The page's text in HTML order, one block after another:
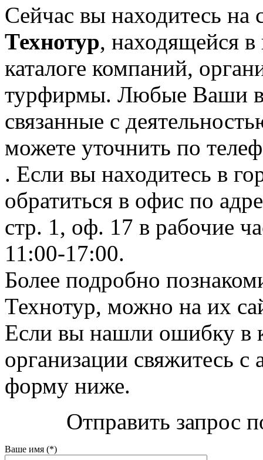
Сейчас вы находитесь на
Технотур, находящейся
каталоге компаний,
турфирмы. Любые Ваши
связанные с
можете уточнить по
. Если вы находитесь в
обратиться в офис по
стр. 1, оф. 17 в рабочие
11:00-17:00.
Более подробно
Технотур, можно на их
Если вы нашли ошибку в
организации свяжитесь
форму ниже.
Отправить запрос
Ваше имя (*)